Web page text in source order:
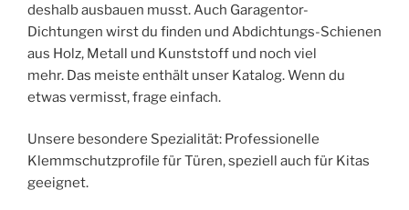
deshalb ausbauen musst. Auch Garagentor-
Dichtungen wirst du finden und Abdichtungs-Schienen
aus Holz, Metall und Kunststoff und noch viel
mehr. Das meiste enthält unser Katalog. Wenn du
etwas vermisst, frage einfach.
Unsere besondere Spezialität: Professionelle
Klemmschutzprofile für Türen, speziell auch für Kitas
geeignet.